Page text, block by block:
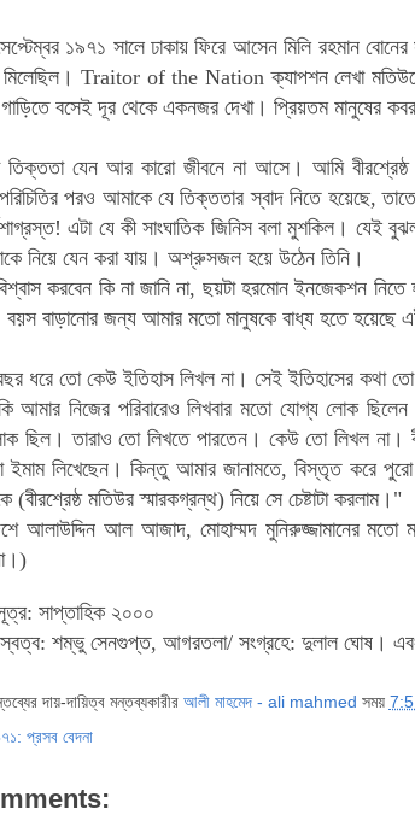
১৯৭১ সালে ঢাকায় ফিরে আসেন মিলি রহমান
Traitor of the Nation ক্যাপশন লেখা
বসেই দূর থেকে একনজর দেখা। প্রিয়তম মানুষের
যেন আর কারো জীবনে না আসে। আমি বীরশ্রেষ্ঠ
পরও আমাকে যে তিক্ততার স্বাদ নিতে হয়েছে,
এটা যে কী সাংঘাতিক জিনিস বলা মুশকিল। যেই
নিয়ে যেন করা যায়। অশ্রুসজল হয়ে উঠেন তিনি।
করবেন কি না জানি না, ছয়টা হরমোন ইনজেকশন
বয়স বাড়ানোর জন্য আমার মতো মানুষকে বাধ্য হতে
ধরে তো কেউ ইতিহাস লিখল না। সেই ইতিহাসের কথা
আমার নিজের পরিবারেও লিখবার মতো যোগ্য লোক
ছিল। তারাও তো লিখতে পারতেন। কেউ তো লিখল না।
ইমাম লিখেছেন। কিন্তু আমার জানামতে, বিস্তৃত করে
(বীরশ্রেষ্ঠ মতিউর স্মারকগ্রন্থ) নিয়ে সে চেষ্টাটা করলাম।"
আলাউদ্দিন আল আজাদ, মোহাম্মদ মুনিরুজ্জামানের মতো
সাপ্তাহিক ২০০০
স্বত্ব: শম্ভু সেনগুপ্ত, আগরতলা/ সংগ্রহে: দুলাল ঘোষ।
দায়-দায়িত্ব মন্তব্যকারীর আলী মাহমেদ - ali mahmed সময়
প্রসব বেদনা